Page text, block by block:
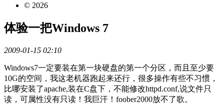
© 2026
体验一把Windows 7
2009-01-15 02:10
Windows7一定要装在第一块硬盘的第一个分区，而且至少要
10G的空间，我这老机器跑起来还行，很多操作有些不习惯，
比哪安装了apache,装在C盘下，不能修改httpd.conf,说文件只
读，可属性没有只读！我巨汗！foober2000放不了歌。